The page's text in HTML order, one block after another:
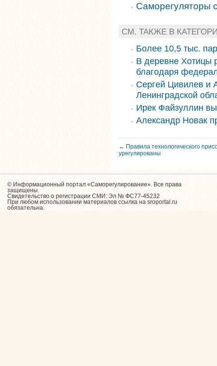
Саморегуляторы
СМ. ТАКЖЕ В
Более 10,5 тыс.
В деревне Хотицы
благодаря
Сергей Цивилев и
Ленинградской
Ирек Файзуллин
Александр Новак
← Правила технологического
урегулированы
© Информационный портал «Саморегулирование». Все права
защищены.
Свидетельство о регистрации СМИ: Эл № ФС77-45232
При любом использовании материалов ссылка на sroportal.ru
обязательна.